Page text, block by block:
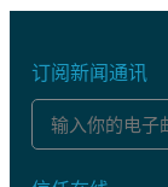
订阅新闻通讯